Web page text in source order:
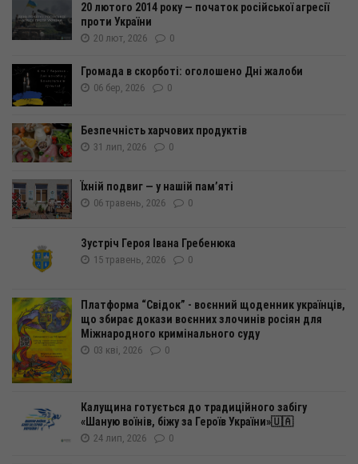
20 лютого 2014 року — початок російської агресії
проти України
20 лют, 2026 0
Громада в скорботі: оголошено Дні жалоби
06 бер, 2026 0
Безпечність харчових продуктів
31 лип, 2026 0
Їхній подвиг — у нашій пам’яті
06 травень, 2026 0
Зустріч Героя Івана Гребенюка
15 травень, 2026 0
Платформа “Свідок” - воєнний щоденник українців,
що збирає докази воєнних злочинів росіян для
Міжнародного кримінального суду
03 кві, 2026 0
Калущина готується до традиційного забігу
«Шаную воїнів, біжу за Героїв України»🇺🇦
24 лип, 2026 0